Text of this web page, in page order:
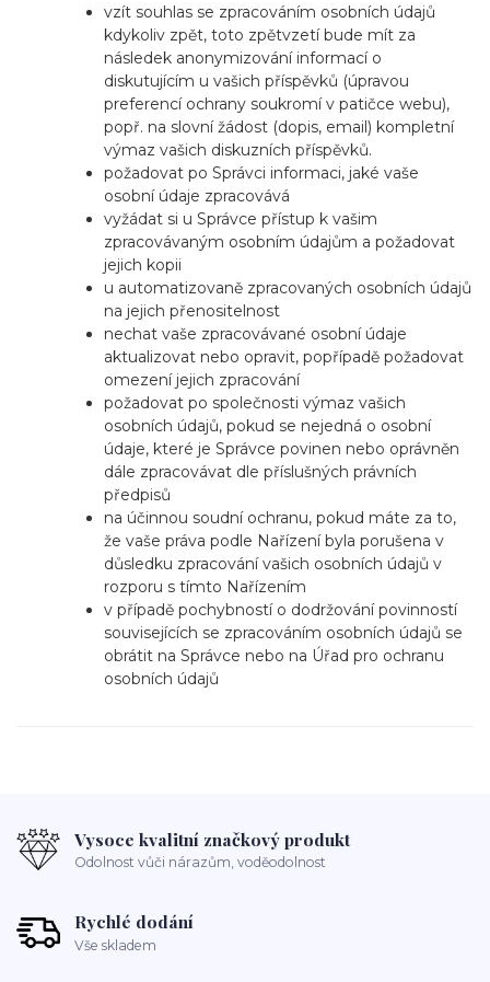
vzít souhlas se zpracováním osobních údajů
kdykoliv zpět, toto zpětvzetí bude mít za
následek anonymizování informací o
diskutujícím u vašich příspěvků (úpravou
preferencí ochrany soukromí v patičce webu),
popř. na slovní žádost (dopis, email) kompletní
výmaz vašich diskuzních příspěvků.
požadovat po Správci informaci, jaké vaše
osobní údaje zpracovává
vyžádat si u Správce přístup k vašim
zpracovávaným osobním údajům a požadovat
jejich kopii
u automatizovaně zpracovaných osobních údajů
na jejich přenositelnost
nechat vaše zpracovávané osobní údaje
aktualizovat nebo opravit, popřípadě požadovat
omezení jejich zpracování
požadovat po společnosti výmaz vašich
osobních údajů, pokud se nejedná o osobní
údaje, které je Správce povinen nebo oprávněn
dále zpracovávat dle příslušných právních
předpisů
na účinnou soudní ochranu, pokud máte za to,
že vaše práva podle Nařízení byla porušena v
důsledku zpracování vašich osobních údajů v
rozporu s tímto Nařízením
v případě pochybností o dodržování povinností
souvisejících se zpracováním osobních údajů se
obrátit na Správce nebo na Úřad pro ochranu
osobních údajů
Vysoce kvalitní značkový produkt
Odolnost vůči nárazům, voděodolnost
Rychlé dodání
Vše skladem